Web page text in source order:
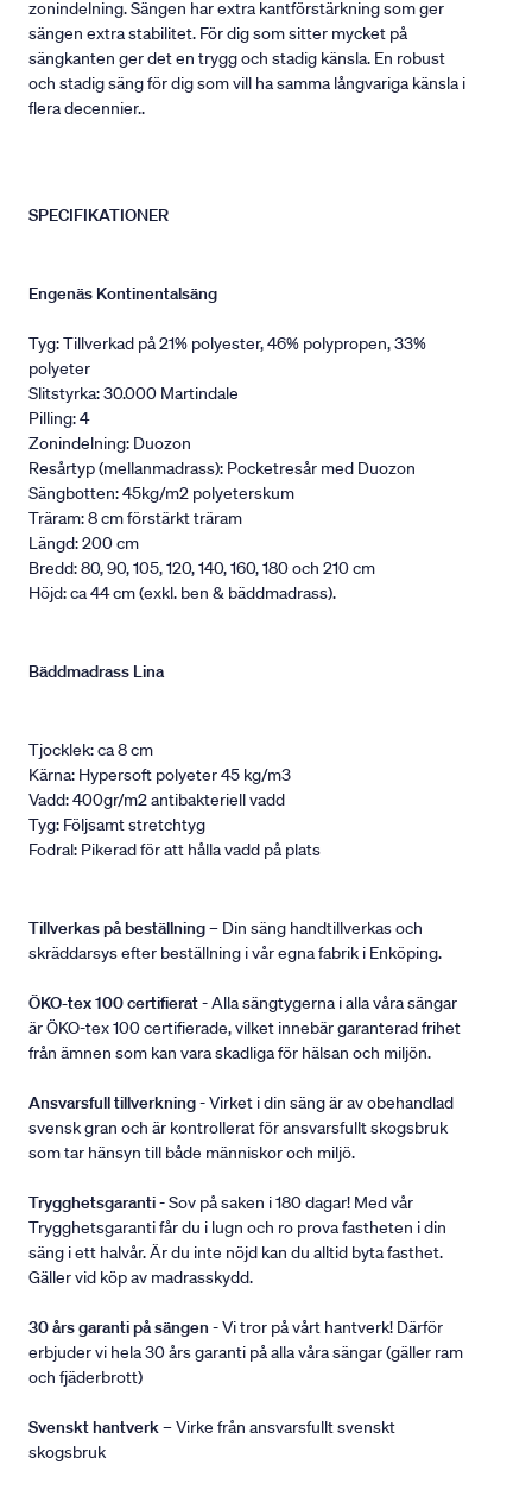
zonindelning. Sängen har extra kantförstärkning som ger
sängen extra stabilitet. För dig som sitter mycket på
sängkanten ger det en trygg och stadig känsla. En robust
och stadig säng för dig som vill ha samma långvariga känsla i
flera decennier..
SPECIFIKATIONER
Engenäs Kontinentalsäng
Tyg: Tillverkad på 21% polyester, 46% polypropen, 33%
polyeter
Slitstyrka: 30.000 Martindale
Pilling: 4
Zonindelning: Duozon
Resårtyp (mellanmadrass): Pocketresår med Duozon
Sängbotten: 45kg/m2 polyeterskum
Träram: 8 cm förstärkt träram
Längd: 200 cm
Bredd: 80, 90, 105, 120, 140, 160, 180 och 210 cm
Höjd: ca 44 cm (exkl. ben & bäddmadrass).
Bäddmadrass Lina
Tjocklek: ca 8 cm
Kärna: Hypersoft polyeter 45 kg/m3
Vadd: 400gr/m2 antibakteriell vadd
Tyg: Följsamt stretchtyg
Fodral: Pikerad för att hålla vadd på plats
Tillverkas på beställning– Din säng handtillverkas och
skräddarsys efter beställning i vår egna fabrik i Enköping.
ÖKO-tex 100 certifierat- Alla sängtygerna i alla våra sängar
är ÖKO-tex 100 certifierade, vilket innebär garanterad frihet
från ämnen som kan vara skadliga för hälsan och miljön.
Ansvarsfull tillverkning- Virket i din säng är av obehandlad
svensk gran och är kontrollerat för ansvarsfullt skogsbruk
som tar hänsyn till både människor och miljö.
Trygghetsgaranti- Sov på saken i 180 dagar! Med vår
Trygghetsgaranti får du i lugn och ro prova fastheten i din
säng i ett halvår. Är du inte nöjd kan du alltid byta fasthet.
Gäller vid köp av madrasskydd.
30 års garanti på sängen - Vi tror på vårt hantverk! Därför
erbjuder vi hela 30 års garanti på alla våra sängar (gäller ram
och fjäderbrott)
Svenskt hantverk– Virke från ansvarsfullt svenskt
skogsbruk